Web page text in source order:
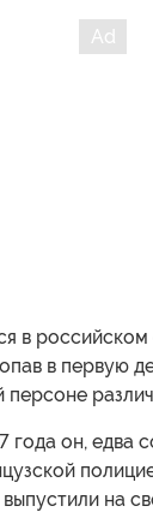
в российском
в первую
персоне
года он, едва
на